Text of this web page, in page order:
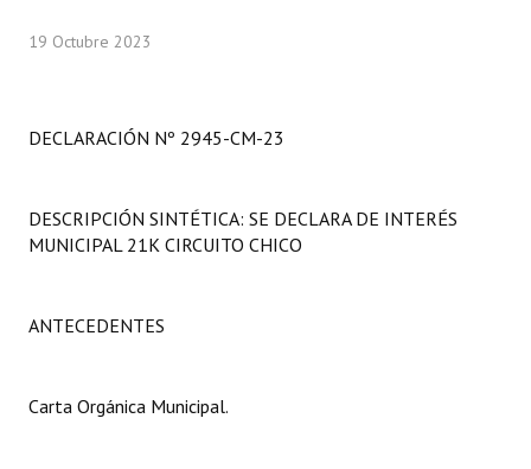
Comisiones Especiales
Programas
Constitución Nacional
Carta Orgánica 2007
19 Octubre 2023
DECLARACIÓN Nº 2945-CM-23
DESCRIPCIÓN SINTÉTICA: SE DECLARA DE INTERÉS
MUNICIPAL 21K CIRCUITO CHICO
ANTECEDENTES
Carta Orgánica Municipal.